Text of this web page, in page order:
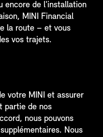
encore de l'installation
MINI Financial
la route – et vous
vos trajets.
votre MINI et assurer
partie de nos
nous pouvons
Nous